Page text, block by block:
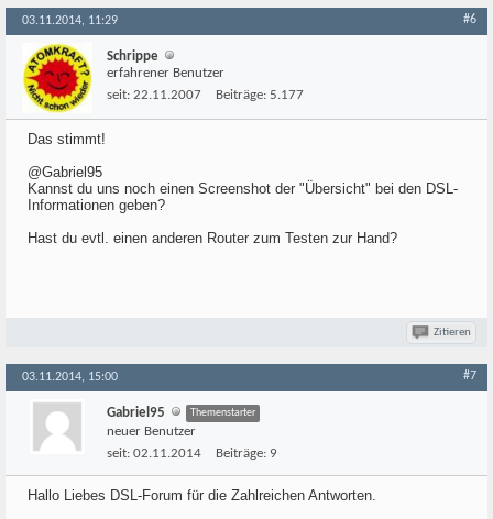
03.11.2014, 11:29 #6
Schrippe
erfahrener Benutzer
seit: 22.11.2007 Beiträge: 5.177
Das stimmt!
@Gabriel95
Kannst du uns noch einen Screenshot der "Übersicht" bei den DSL-
Informationen geben?
Hast du evtl. einen anderen Router zum Testen zur Hand?
Zitieren
03.11.2014, 15:00 #7
Gabriel95 Themenstarter
neuer Benutzer
seit: 02.11.2014 Beiträge: 9
Hallo Liebes DSL-Forum für die Zahlreichen Antworten.